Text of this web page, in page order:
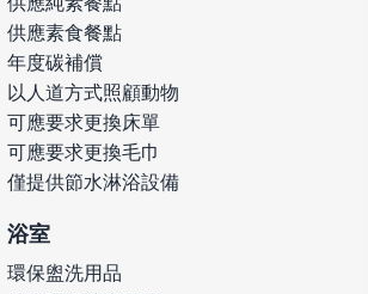
供應素食餐點
年度碳補償
以人道方式照顧動物
可應要求更換床單
可應要求更換毛巾
僅提供節水淋浴設備
浴室
環保盥洗用品